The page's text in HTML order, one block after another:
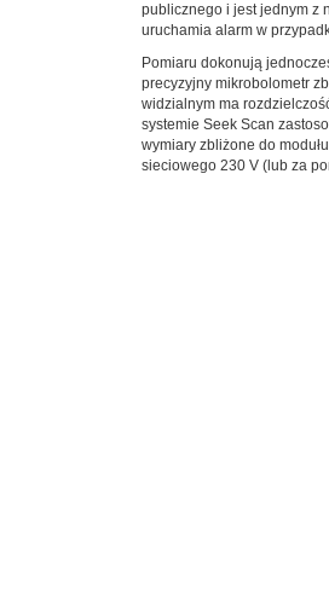
publicznego i jest jednym z
uruchamia alarm w
Pomiaru dokonują
precyzyjny mikrobolometr
widzialnym ma
systemie Seek Scan
wymiary zbliżone do
sieciowego 230 V (lub za